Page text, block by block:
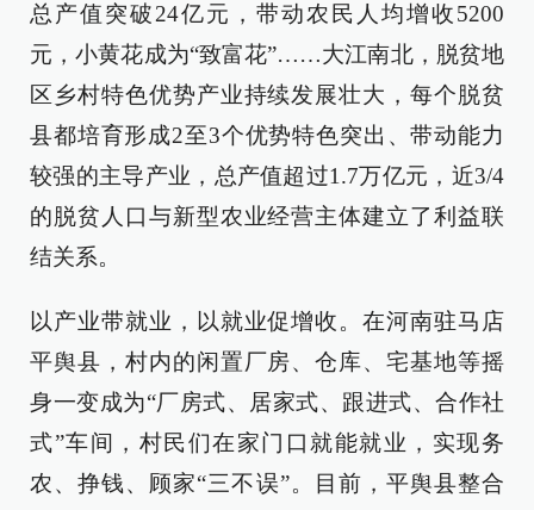
总产值突破24亿元，带动农民人均增收5200
元，小黄花成为“致富花”……大江南北，脱贫地
区乡村特色优势产业持续发展壮大，每个脱贫
县都培育形成2至3个优势特色突出、带动能力
较强的主导产业，总产值超过1.7万亿元，近3/4
的脱贫人口与新型农业经营主体建立了利益联
结关系。
以产业带就业，以就业促增收。在河南驻马店
平舆县，村内的闲置厂房、仓库、宅基地等摇
身一变成为“厂房式、居家式、跟进式、合作社
式”车间，村民们在家门口就能就业，实现务
农、挣钱、顾家“三不误”。目前，平舆县整合